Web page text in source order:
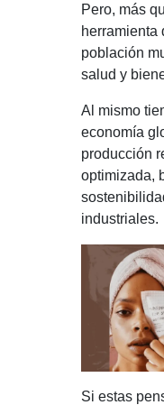
Pero, más
herramienta
población
salud y
Al mismo
economía
producción
optimizada,
industriales.
Si estas